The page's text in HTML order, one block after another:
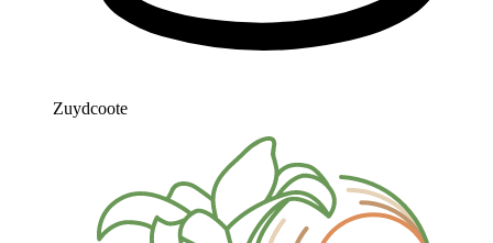
Zuydcoote